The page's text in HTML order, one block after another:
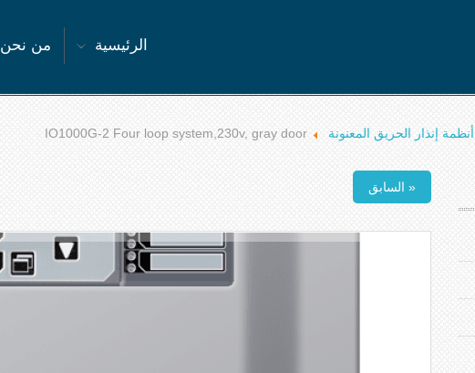
الرئيسية من نحن
أنظمة إنذار الحريق المعنونة IO1000G-2 Four loop system,230v, gray door
« السابق